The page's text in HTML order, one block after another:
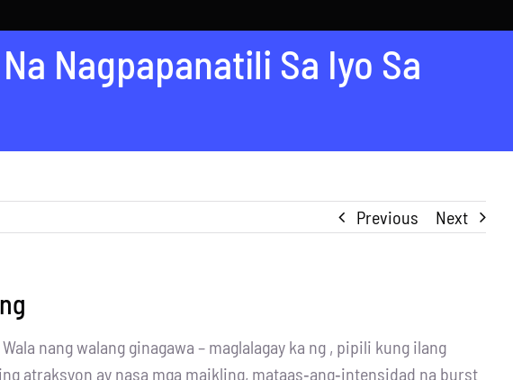
Nagpapanatili Sa Iyo Sa
Previous Next
nang walang ginagawa – maglalagay ka ng , pipili kung ilang
atraksyon ay nasa mga maikling, mataas‑ang‑intensidad na burst